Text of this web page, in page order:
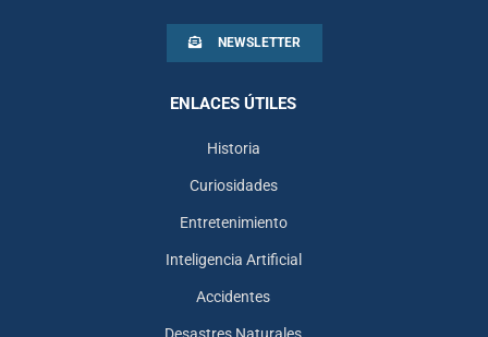
NEWSLETTER
ENLACES ÚTILES
Historia
Curiosidades
Entretenimiento
Inteligencia Artificial
Accidentes